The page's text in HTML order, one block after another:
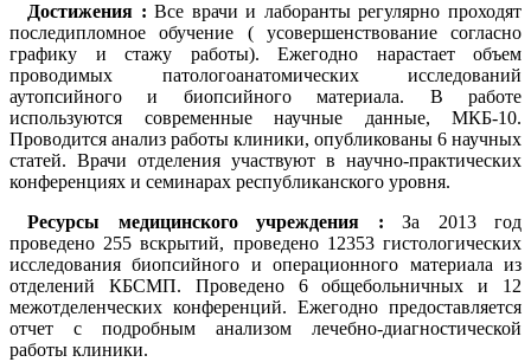
Достижения :Все врачи и лаборанты регулярно проходят
последипломное обучение ( усовершенствование согласно
графику и стажу работы). Ежегодно нарастает объем
проводимых патологоанатомических исследований
аутопсийного и биопсийного материала. В работе
используются современные научные данные, МКБ-10.
Проводится анализ работы клиники, опубликованы 6 научных
статей. Врачи отделения участвуют в научно-практических
конференциях и семинарах республиканского уровня.
Ресурсы медицинского учреждения : За 2013 год
проведено 255 вскрытий, проведено 12353 гистологических
исследования биопсийного и операционного материала из
отделений КБСМП. Проведено 6 общебольничных и 12
межотделенческих конференций. Ежегодно предоставляется
отчет с подробным анализом лечебно-диагностической
работы клиники.